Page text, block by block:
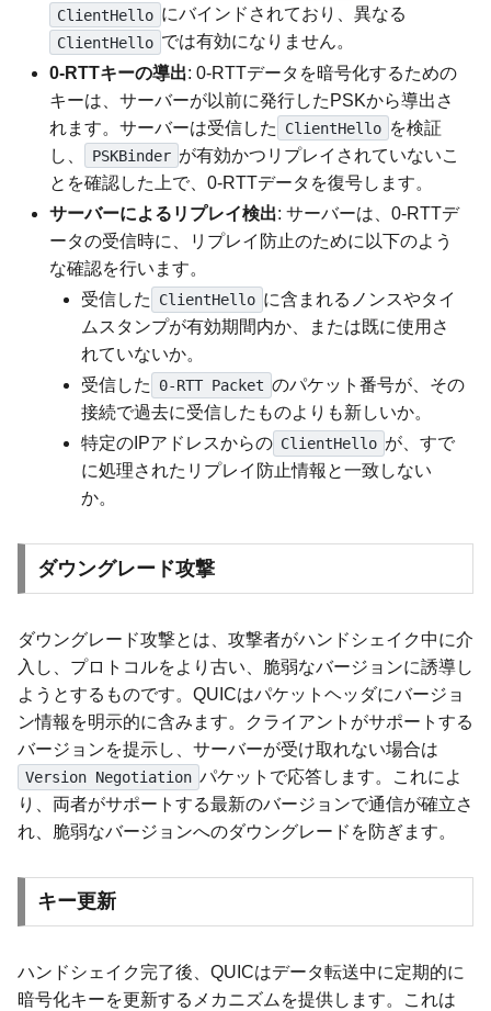
ClientHello にバインドされており、異なる
ClientHello では有効になりません。
0-RTTキーの導出: 0-RTTデータを暗号化するための
キーは、サーバーが以前に発行したPSKから導出さ
れます。サーバーは受信した
ClientHello を検証
し、
PSKBinder が有効かつリプレイされていないこ
とを確認した上で、0-RTTデータを復号します。
サーバーによるリプレイ検出: サーバーは、0-RTTデ
ータの受信時に、リプレイ防止のために以下のよう
な確認を行います。
受信した
ClientHello に含まれるノンスやタイ
ムスタンプが有効期間内か、または既に使用さ
れていないか。
受信した
0-RTT Packet のパケット番号が、その
接続で過去に受信したものよりも新しいか。
特定のIPアドレスからの ClientHello が、すで
に処理されたリプレイ防止情報と一致しない
か。
ダウングレード攻撃
ダウングレード攻撃とは、攻撃者がハンドシェイク中に介
入し、プロトコルをより古い、脆弱なバージョンに誘導し
ようとするものです。QUICはパケットヘッダにバージョ
ン情報を明示的に含みます。クライアントがサポートする
バージョンを提示し、サーバーが受け取れない場合は
Version Negotiation パケットで応答します。これによ
り、両者がサポートする最新のバージョンで通信が確立さ
れ、脆弱なバージョンへのダウングレードを防ぎます。
キー更新
ハンドシェイク完了後、QUICはデータ転送中に定期的に
暗号化キーを更新するメカニズムを提供します。これは